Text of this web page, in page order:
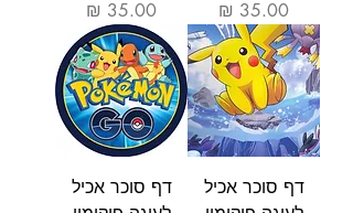
מחיר
מחיר
דף סוכר אכיל
דף סוכר אכיל